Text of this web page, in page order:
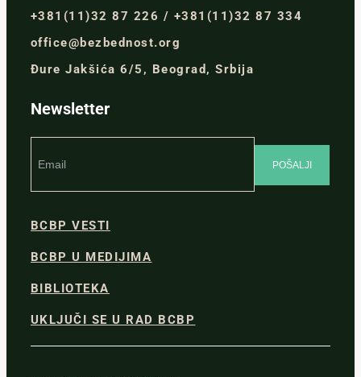
+381(11)32 87 226 / +381(11)32 87 334
office@bezbednost.org
Đure Jakšića 6/5, Beograd, Srbija
Newsletter
BCBP VESTI
BCBP U MEDIJIMA
BIBLIOTEKA
UKLJUČI SE U RAD BCBP